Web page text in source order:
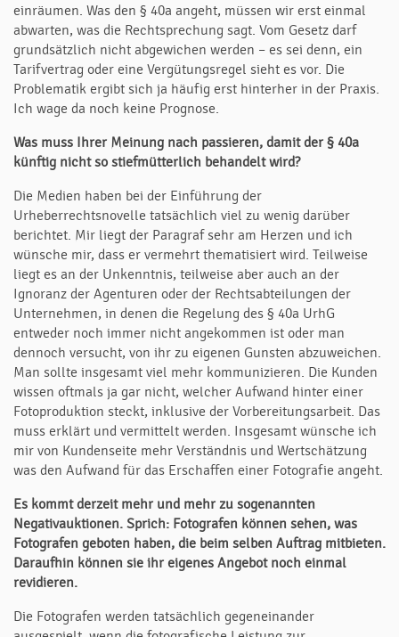
einräumen. Was den § 40a angeht, müssen wir erst einmal
abwarten, was die Rechtsprechung sagt. Vom Gesetz darf
grundsätzlich nicht abgewichen werden – es sei denn, ein
Tarifvertrag oder eine Vergütungsregel sieht es vor. Die
Problematik ergibt sich ja häufig erst hinterher in der Praxis.
Ich wage da noch keine Prognose.
Was muss Ihrer Meinung nach passieren, damit der § 40a
künftig nicht so stiefmütterlich behandelt wird?
Die Medien haben bei der Einführung der
Urheberrechtsnovelle tatsächlich viel zu wenig darüber
berichtet. Mir liegt der Paragraf sehr am Herzen und ich
wünsche mir, dass er vermehrt thematisiert wird. Teilweise
liegt es an der Unkenntnis, teilweise aber auch an der
Ignoranz der Agenturen oder der Rechtsabteilungen der
Unternehmen, in denen die Regelung des § 40a UrhG
entweder noch immer nicht angekommen ist oder man
dennoch versucht, von ihr zu eigenen Gunsten abzuweichen.
Man sollte insgesamt viel mehr kommunizieren. Die Kunden
wissen oftmals ja gar nicht, welcher Aufwand hinter einer
Fotoproduktion steckt, inklusive der Vorbereitungsarbeit. Das
muss erklärt und vermittelt werden. Insgesamt wünsche ich
mir von Kundenseite mehr Verständnis und Wertschätzung
was den Aufwand für das Erschaffen einer Fotografie angeht.
Es kommt derzeit mehr und mehr zu sogenannten
Negativauktionen. Sprich: Fotografen können sehen, was
Fotografen geboten haben, die beim selben Auftrag mitbieten.
Daraufhin können sie ihr eigenes Angebot noch einmal
revidieren.
Die Fotografen werden tatsächlich gegeneinander